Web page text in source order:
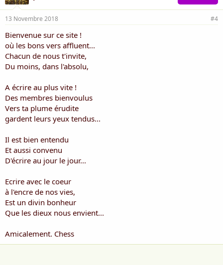
13 Novembre 2018 #4
Bienvenue sur ce site !
où les bons vers affluent...
Chacun de nous t'invite,
Du moins, dans l'absolu,
A écrire au plus vite !
Des membres bienvoulus
Vers ta plume érudite
gardent leurs yeux tendus...
Il est bien entendu
Et aussi convenu
D'écrire au jour le jour...
Ecrire avec le coeur
à l'encre de nos vies,
Est un divin bonheur
Que les dieux nous envient...
Amicalement. Chess